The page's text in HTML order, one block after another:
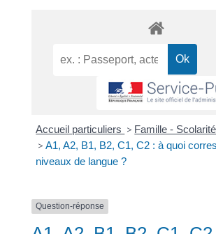
Accueil particuliers > Famille - Scolarité
> A1, A2, B1, B2, C1, C2 : à quoi
niveaux de langue ?
Question-réponse